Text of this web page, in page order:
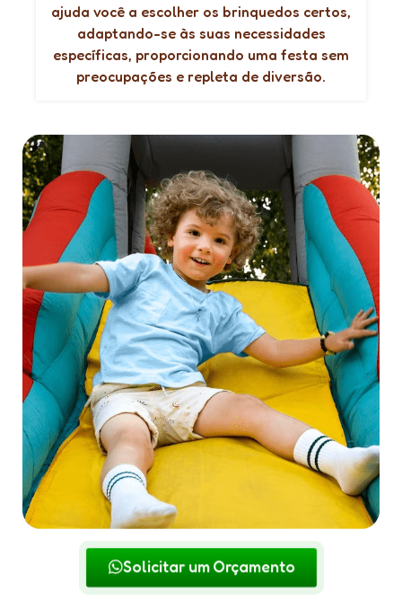
ajuda você a escolher os brinquedos certos,
adaptando-se às suas necessidades
específicas, proporcionando uma festa sem
preocupações e repleta de diversão.
Solicitar um Orçamento